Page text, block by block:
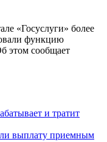
«Госуслуги» более
функцию
этом сообщает
и тратит
выплату приемным